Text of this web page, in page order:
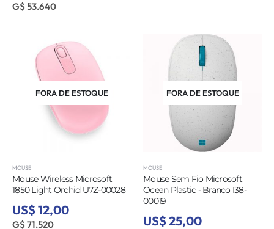
G$ 53.640
FORA DE ESTOQUE
MOUSE
Mouse Wireless Microsoft
1850 Light Orchid U7Z-00028
US$ 12,00
G$ 71.520
FORA DE ESTOQUE
MOUSE
Mouse Sem Fio Microsoft
Ocean Plastic - Branco I38-
00019
US$ 25,00